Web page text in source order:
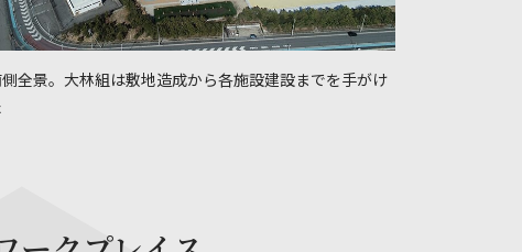
全景。大林組は敷地造成から各施設建設までを手がけ